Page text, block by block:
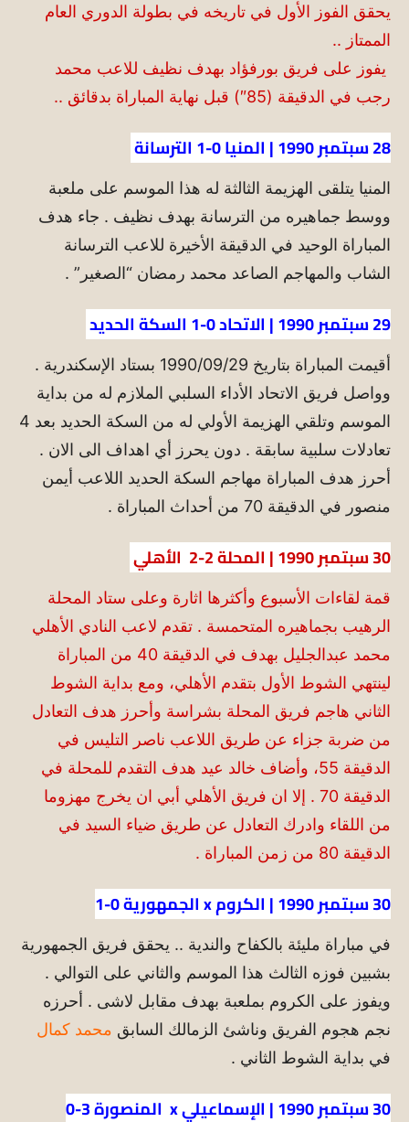
يحقق الفوز الأول في تاريخه في بطولة الدوري العام
الممتاز ..
يفوز على فريق بورفؤاد بهدف نظيف للاعب محمد
رجب في الدقيقة (85″) قبل نهاية المباراة بدقائق ..
28 سبتمبر 1990 | المنيا 0-1 الترسانة
المنيا يتلقى الهزيمة الثالثة له هذا الموسم على ملعبة
ووسط جماهيره من الترسانة بهدف نظيف . جاء هدف
المباراة الوحيد في الدقيقة الأخيرة للاعب الترسانة
الشاب والمهاجم الصاعد محمد رمضان “الصغير” .
29 سبتمبر 1990 | الاتحاد 0-1 السكة الحديد
أقيمت المباراة بتاريخ 1990/09/29 بستاد الإسكندرية .
وواصل فريق الاتحاد الأداء السلبي الملازم له من بداية
الموسم وتلقي الهزيمة الأولي له من السكة الحديد بعد 4
تعادلات سلبية سابقة . دون يحرز أي اهداف الى الان .
أحرز هدف المباراة مهاجم السكة الحديد اللاعب أيمن
منصور في الدقيقة 70 من أحداث المباراة .
30 سبتمبر 1990 | المحلة 2-2 الأهلي
قمة لقاءات الأسبوع وأكثرها اثارة وعلى ستاد المحلة
الرهيب بجماهيره المتحمسة . تقدم لاعب النادي الأهلي
محمد عبدالجليل بهدف في الدقيقة 40 من المباراة
لينتهي الشوط الأول بتقدم الأهلي، ومع بداية الشوط
الثاني هاجم فريق المحلة بشراسة وأحرز هدف التعادل
من ضربة جزاء عن طريق اللاعب ناصر التليس في
الدقيقة 55، وأضاف خالد عيد هدف التقدم للمحلة في
الدقيقة 70 . إلا ان فريق الأهلي أبي ان يخرج مهزوما
من اللقاء وادرك التعادل عن طريق ضياء السيد في
الدقيقة 80 من زمن المباراة .
30 سبتمبر 1990 | الكروم x الجمهورية 0-1
في مباراة مليئة بالكفاح والندية .. يحقق فريق الجمهورية
بشبين فوزه الثالث هذا الموسم والثاني على التوالي .
ويفوز على الكروم بملعبة بهدف مقابل لاشى . أحرزه
نجم هجوم الفريق وناشئ الزمالك السابق محمد كمال
في بداية الشوط الثاني .
30 سبتمبر 1990 | الإسماعيلي x المنصورة 3-0